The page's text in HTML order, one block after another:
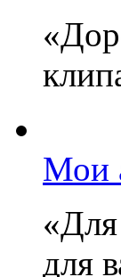
Мои
для